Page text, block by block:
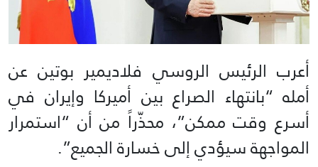
أعرب الرئيس الروسي فلاديمير بوتين عن
أمله “بانتهاء الصراع بين أميركا وإيران في
أسرع وقت ممكن”، محذّراً من أن “استمرار
المواجهة سيؤدي إلى خسارة الجميع”.